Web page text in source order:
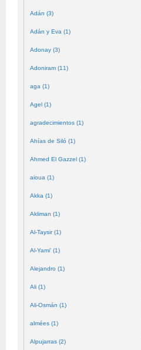
Adán (3)
Adán y Eva (1)
Adonay (3)
Adoniram (11)
aga (1)
Agel (1)
agradecimientos (1)
Ahías de Siló (1)
Ahmed El Gazzel (1)
aioua (1)
Akka (1)
Akliman (1)
Al-Taysir (1)
Al-Yami' (1)
Alejandro (1)
Ali (1)
Ali-Osmán (1)
almées (1)
Alpujarras (2)